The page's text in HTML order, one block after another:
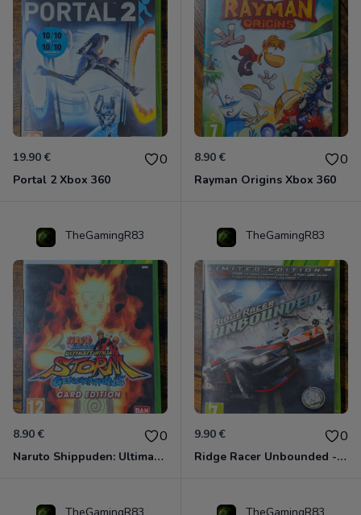
19.90 € 0
Portal 2 Xbox 360
8.90 € 0
Rayman Origins Xbox 360
TheGamingR83
8.90 € 0
Naruto Shippuden: Ultimate Ninja Storm Generations - Card Edition Xbox 360
TheGamingR83
9.90 € 0
Ridge Racer Unbounded - Édition Limitée Xbox 360